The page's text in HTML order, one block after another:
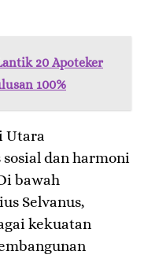
20 Apoteker
100%
Utara
dan harmoni
bawah
Selvanus,
kekuatan